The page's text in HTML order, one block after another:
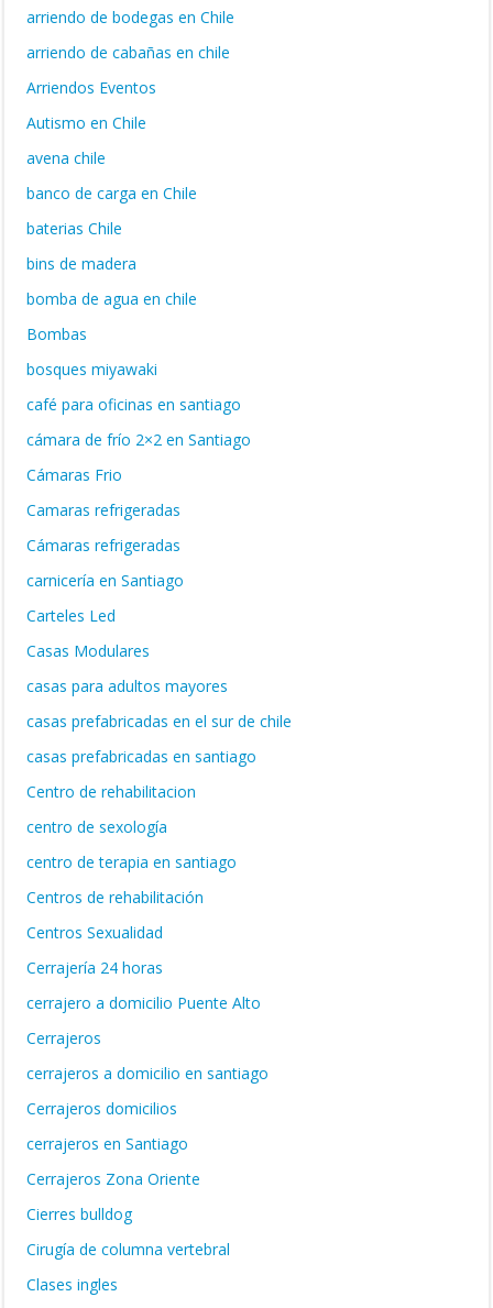
arriendo de bodegas en Chile
arriendo de cabañas en chile
Arriendos Eventos
Autismo en Chile
avena chile
banco de carga en Chile
baterias Chile
bins de madera
bomba de agua en chile
Bombas
bosques miyawaki
café para oficinas en santiago
cámara de frío 2×2 en Santiago
Cámaras Frio
Camaras refrigeradas
Cámaras refrigeradas
carnicería en Santiago
Carteles Led
Casas Modulares
casas para adultos mayores
casas prefabricadas en el sur de chile
casas prefabricadas en santiago
Centro de rehabilitacion
centro de sexología
centro de terapia en santiago
Centros de rehabilitación
Centros Sexualidad
Cerrajería 24 horas
cerrajero a domicilio Puente Alto
Cerrajeros
cerrajeros a domicilio en santiago
Cerrajeros domicilios
cerrajeros en Santiago
Cerrajeros Zona Oriente
Cierres bulldog
Cirugía de columna vertebral
Clases ingles